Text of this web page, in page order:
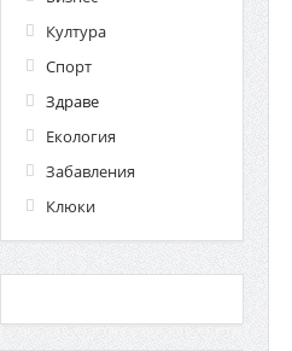
Култура
Спорт
Здраве
Екология
Забавления
Клюки